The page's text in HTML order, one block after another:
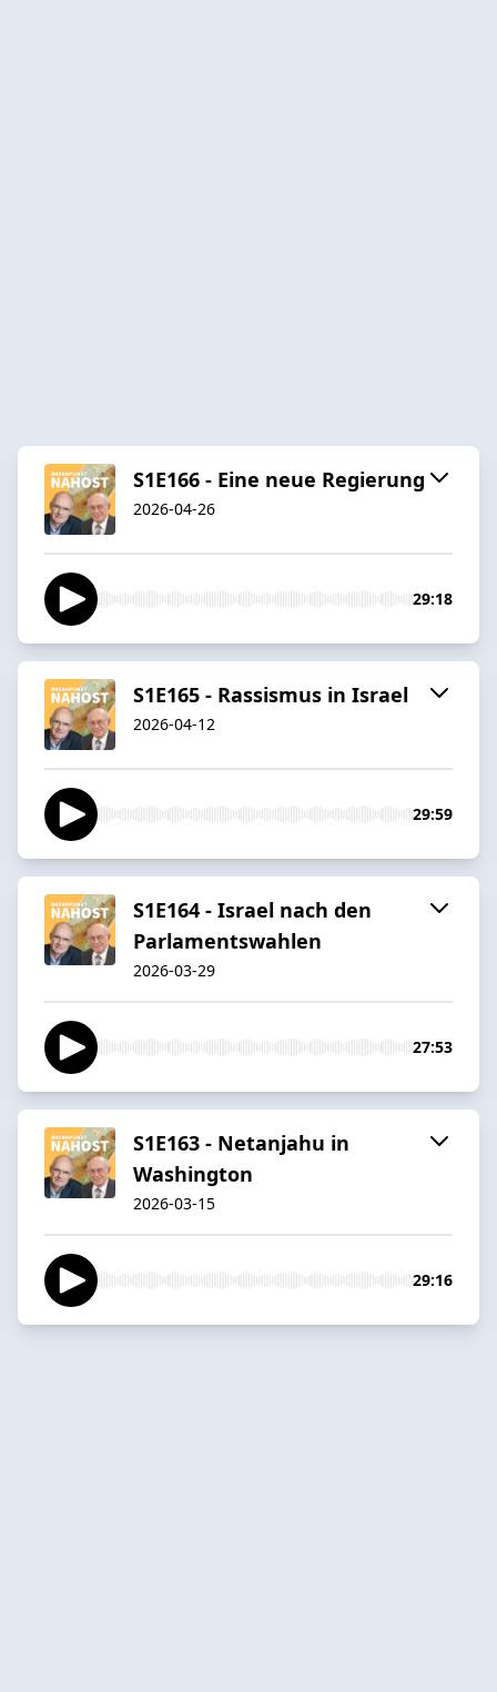
S1E166 - Eine neue Regierung
2026-04-26
29:18
S1E165 - Rassismus in Israel
2026-04-12
29:59
S1E164 - Israel nach den
Parlamentswahlen
2026-03-29
27:53
S1E163 - Netanjahu in
Washington
2026-03-15
29:16